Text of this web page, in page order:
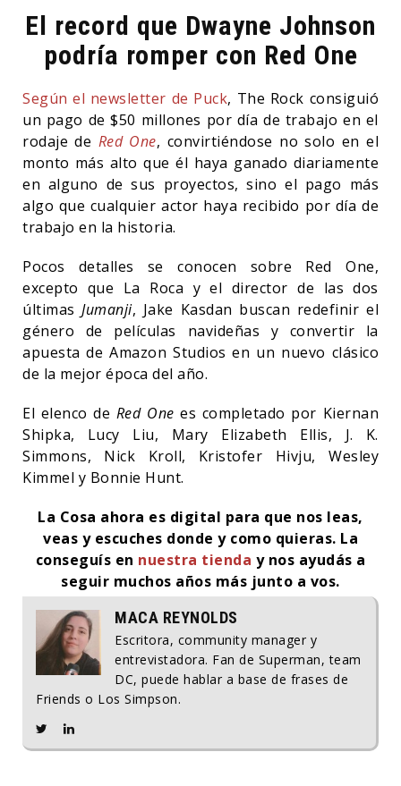
El record que Dwayne Johnson
podría romper con Red One
Según el newsletter de Puck, The Rock consiguió
un pago de $50 millones por día de trabajo en el
rodaje de Red One, convirtiéndose no solo en el
monto más alto que él haya ganado diariamente
en alguno de sus proyectos, sino el pago más
algo que cualquier actor haya recibido por día de
trabajo en la historia.
Pocos detalles se conocen sobre Red One,
excepto que La Roca y el director de las dos
últimasJumanji, Jake Kasdan buscan redefinir el
género de películas navideñas y convertir la
apuesta de Amazon Studios en un nuevo clásico
de la mejor época del año.
El elenco de Red One es completado por Kiernan
Shipka, Lucy Liu, Mary Elizabeth Ellis, J. K.
Simmons, Nick Kroll, Kristofer Hivju, Wesley
Kimmel y Bonnie Hunt.
La Cosa ahora es digital para que nos leas,
veas y escuches donde y como quieras. La
conseguís en nuestra tienda y nos ayudás a
seguir muchos años más junto a vos.
MACA REYNOLDS
Escritora, community manager y
entrevistadora. Fan de Superman, team
DC, puede hablar a base de frases de
Friends o Los Simpson.